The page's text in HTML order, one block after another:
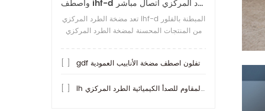
واصطف ihf-d تفلون مضخة الطرد المركزي اتصال مباشر
تعد مضخة الطرد المركزي ihf-d المبطنة بالفلور
من المنتجات المحسنة لمضخة الطرد المركزي
gdf تفلون اصطف مضخة الأنابيب العمودية
ih مضخة الفولاذ المقاوم للصدأ الكيميائية الطرد المركزي